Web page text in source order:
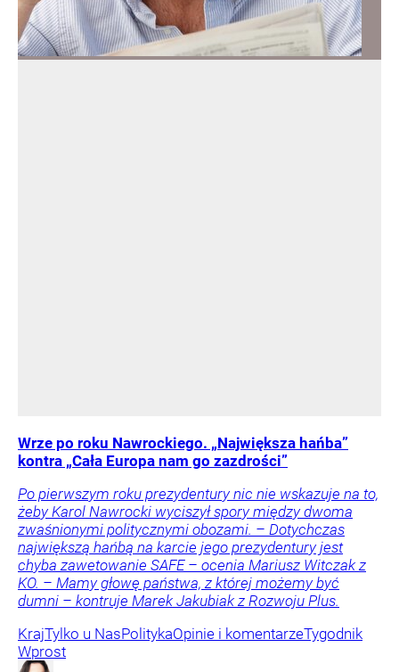
Wrze po roku Nawrockiego. „Największa hańba”
kontra „Cała Europa nam go zazdrości”
Po pierwszym roku prezydentury nic nie wskazuje na to,
żeby Karol Nawrocki wyciszył spory między dwoma
zwaśnionymi politycznymi obozami. – Dotychczas
największą hańbą na karcie jego prezydentury jest
chyba zawetowanie SAFE – ocenia Mariusz Witczak z
KO. – Mamy głowę państwa, z której możemy być
dumni – kontruje Marek Jakubiak z Rozwoju Plus.
KrajTylko u NasPolitykaOpinie i komentarzeTygodnik
Wprost